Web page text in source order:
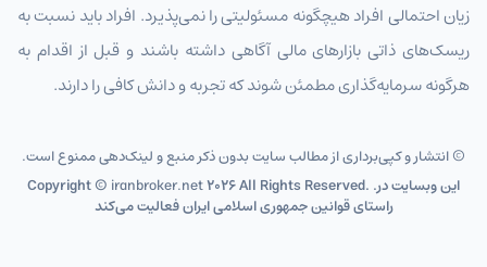
زیان احتمالی افراد هیچگونه مسئولیتی را نمی‌پذیرد. افراد باید نسبت به
ریسک‌های ذاتی بازارهای مالی آگاهی داشته باشند و قبل از اقدام به
هرگونه سرمایه‌گذاری مطمئن شوند که تجربه و دانش کافی را دارند.
© انتشار و کپی‌برداری از مطالب سایت بدون ذکر منبع و لینک‌دهی ممنوع است.
Copyright © iranbroker.net2026 All Rights Reserved. .این وبسایت در
راستای قوانین جمهوری اسلامی ایران فعالیت می‌کند